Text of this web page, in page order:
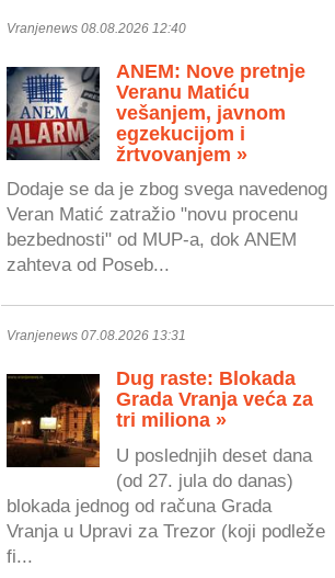
Vranjenews 08.08.2026 12:40
ANEM: Nove pretnje
Veranu Matiću
vešanjem, javnom
egzekucijom i
žrtvovanjem »
Dodaje se da je zbog svega navedenog
Veran Matić zatražio "novu procenu
bezbednosti" od MUP-a, dok ANEM
zahteva od Poseb...
Vranjenews 07.08.2026 13:31
Dug raste: Blokada
Grada Vranja veća za
tri miliona »
U poslednjih deset dana
(od 27. jula do danas)
blokada jednog od računa Grada
Vranja u Upravi za Trezor (koji podleže
fi...